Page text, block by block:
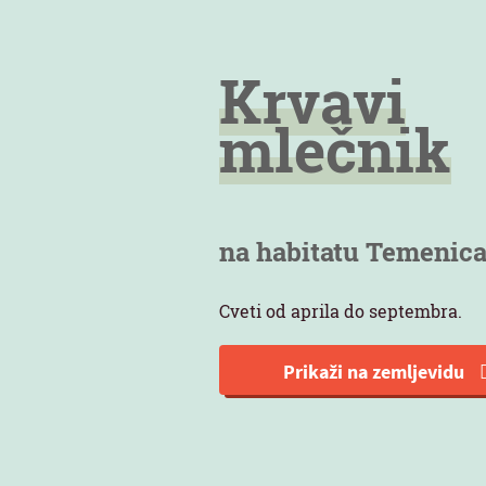
Krvavi
mlečnik
na habitatu Temenica
Cveti od aprila do septembra.
Prikaži na zemljevidu